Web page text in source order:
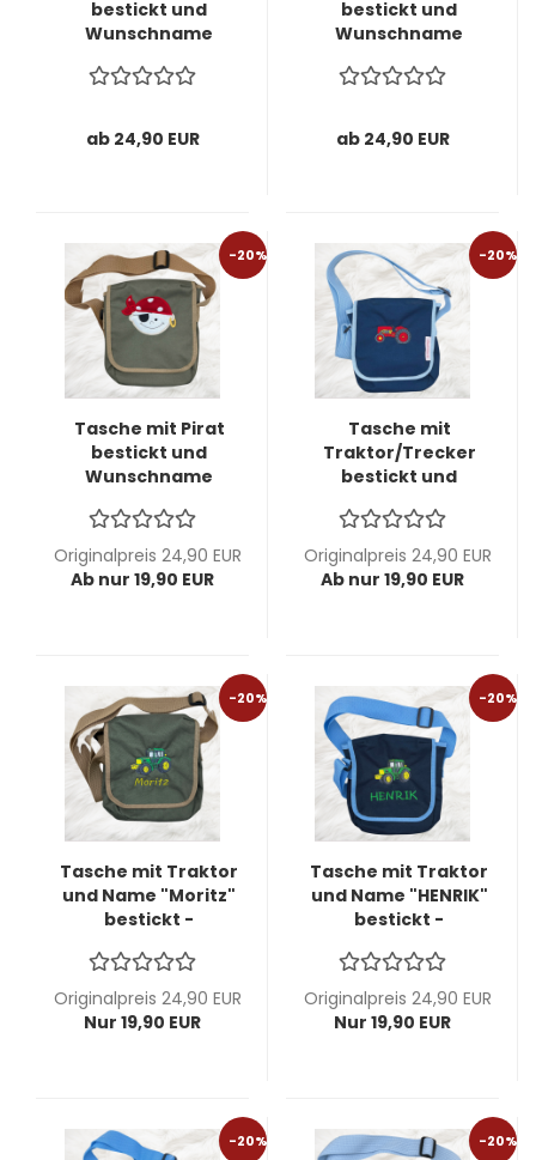
bestickt und
Wunschname
personalisierbar-
Kindergartentasche
ab 24,90 EUR
bestickt und
Wunschname
personalisierbar-
Kindergartentasche
ab 24,90 EUR
-20%
Tasche mit Pirat
bestickt und
Wunschname
personalisierbar-
perfekte
Kindergartentasche
Originalpreis 24,90 EUR
Ab nur 19,90 EUR
-20%
Tasche mit
Traktor/Trecker
bestickt und
möglich -
personalisierbar-
Kindergartentasche
Originalpreis 24,90 EUR
Ab nur 19,90 EUR
-20%
Tasche mit Traktor
und Name "Moritz"
bestickt -
Originalpreis 24,90 EUR
Nur 19,90 EUR
-20%
Tasche mit Traktor
und Name "HENRIK"
bestickt -
Originalpreis 24,90 EUR
Nur 19,90 EUR
-20% -20%